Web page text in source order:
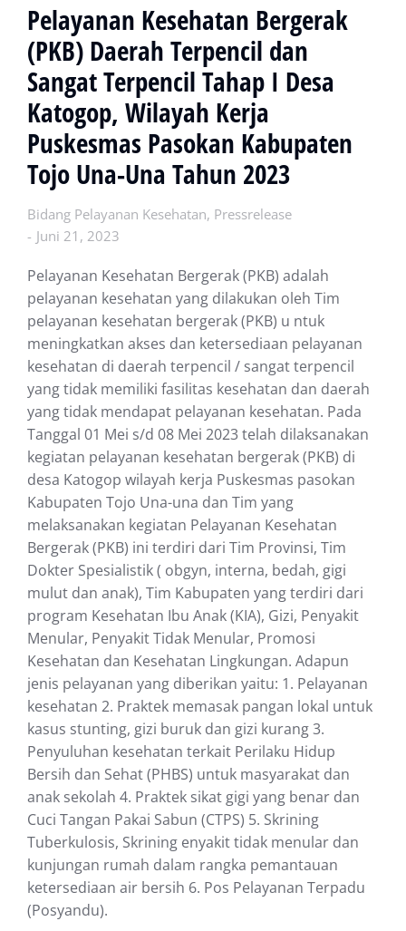
Pelayanan Kesehatan Bergerak
(PKB) Daerah Terpencil dan
Sangat Terpencil Tahap I Desa
Katogop, Wilayah Kerja
Puskesmas Pasokan Kabupaten
Tojo Una-Una Tahun 2023
Bidang Pelayanan Kesehatan, Pressrelease
Juni 21, 2023
Pelayanan Kesehatan Bergerak (PKB) adalah
pelayanan kesehatan yang dilakukan oleh Tim
pelayanan kesehatan bergerak (PKB) u ntuk
meningkatkan akses dan ketersediaan pelayanan
kesehatan di daerah terpencil / sangat terpencil
yang tidak memiliki fasilitas kesehatan dan daerah
yang tidak mendapat pelayanan kesehatan. Pada
Tanggal 01 Mei s/d 08 Mei 2023 telah dilaksanakan
kegiatan pelayanan kesehatan bergerak (PKB) di
desa Katogop wilayah kerja Puskesmas pasokan
Kabupaten Tojo Una-una dan Tim yang
melaksanakan kegiatan Pelayanan Kesehatan
Bergerak (PKB) ini terdiri dari Tim Provinsi, Tim
Dokter Spesialistik ( obgyn, interna, bedah, gigi
mulut dan anak), Tim Kabupaten yang terdiri dari
program Kesehatan Ibu Anak (KIA), Gizi, Penyakit
Menular, Penyakit Tidak Menular, Promosi
Kesehatan dan Kesehatan Lingkungan. Adapun
jenis pelayanan yang diberikan yaitu: 1. Pelayanan
kesehatan 2. Praktek memasak pangan lokal untuk
kasus stunting, gizi buruk dan gizi kurang 3.
Penyuluhan kesehatan terkait Perilaku Hidup
Bersih dan Sehat (PHBS) untuk masyarakat dan
anak sekolah 4. Praktek sikat gigi yang benar dan
Cuci Tangan Pakai Sabun (CTPS) 5. Skrining
Tuberkulosis, Skrining enyakit tidak menular dan
kunjungan rumah dalam rangka pemantauan
ketersediaan air bersih 6. Pos Pelayanan Terpadu
(Posyandu).